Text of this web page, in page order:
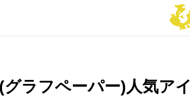
ラフペーパー)人気ア